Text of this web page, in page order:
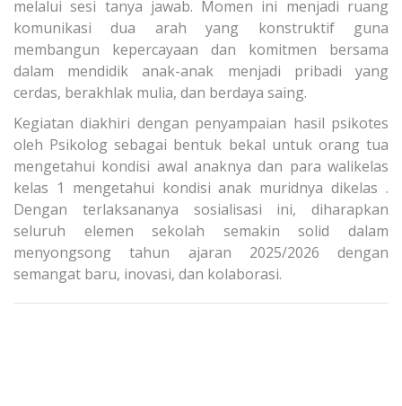
melalui sesi tanya jawab. Momen ini menjadi ruang
komunikasi dua arah yang konstruktif guna
membangun kepercayaan dan komitmen bersama
dalam mendidik anak-anak menjadi pribadi yang
cerdas, berakhlak mulia, dan berdaya saing.
Kegiatan diakhiri dengan penyampaian hasil psikotes
oleh Psikolog sebagai bentuk bekal untuk orang tua
mengetahui kondisi awal anaknya dan para walikelas
kelas 1 mengetahui kondisi anak muridnya dikelas .
Dengan terlaksananya sosialisasi ini, diharapkan
seluruh elemen sekolah semakin solid dalam
menyongsong tahun ajaran 2025/2026 dengan
semangat baru, inovasi, dan kolaborasi.